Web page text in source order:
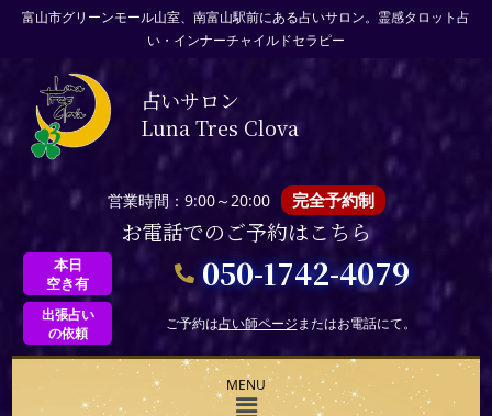
富山市グリーンモール山室、南富山駅前にある占いサロン。霊感タロット占
い・インナーチャイルドセラピー
占いサロン
Luna Tres Clova
営業時間：9:00～20:00 完全予約制
お電話でのご予約はこちら
本日
空き有
050-1742-4079
出張占い
の依頼
ご予約は占い師ページまたはお電話にて。
MENU